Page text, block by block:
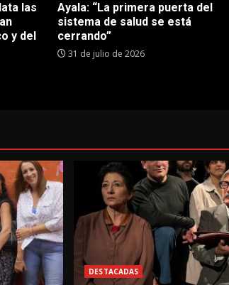
las
y del
Ayala: “La primera puerta del
sistema de salud se está
cerrando”
31 de julio de 2026
DESTACADAS